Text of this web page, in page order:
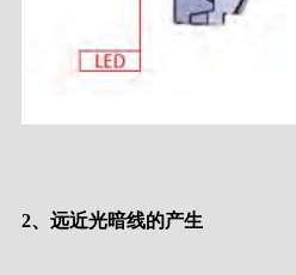
2、远近光暗线的产生